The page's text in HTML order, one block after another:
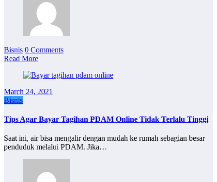
Bisnis 0 Comments
Read More
March 24, 2021
Bisnis
Tips Agar Bayar Tagihan PDAM Online Tidak Terlalu Tinggi
Saat ini, air bisa mengalir dengan mudah ke rumah sebagian besar
penduduk melalui PDAM. Jika…